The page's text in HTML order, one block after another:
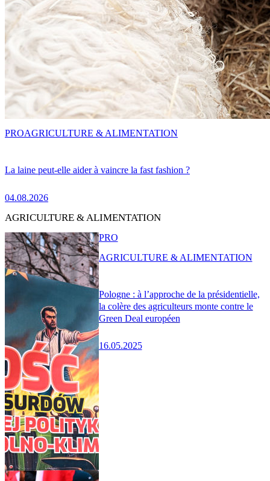
La laine peut-elle aider à vaincre la fast fashion ?
04.08.2026
PROAGRICULTURE & ALIMENTATION
AGRICULTURE & ALIMENTATION
Pologne : à l’approche de la présidentielle,
la colère des agriculteurs monte contre le
Green Deal européen
16.05.2025
PRO
AGRICULTURE & ALIMENTATION